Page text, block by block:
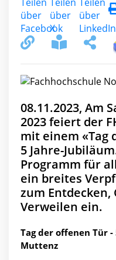
08.11.2023, Am
2023 feiert der
mit einem «Tag
5 Jahre-
Programm für
ein breites
zum Entdecken,
Verweilen ein.
Tag der offenen Tür -
Muttenz